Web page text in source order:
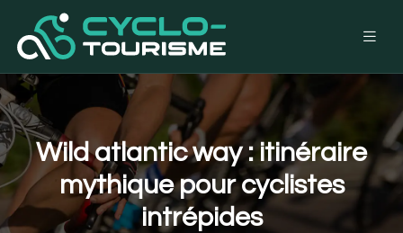
Wild atlantic way : itinéraire
mythique pour cyclistes
intrépides